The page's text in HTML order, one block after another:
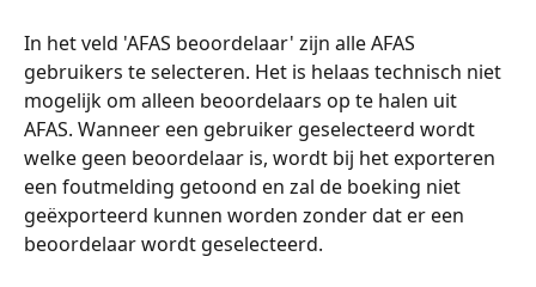
In het veld 'AFAS beoordelaar' zijn alle AFAS
gebruikers te selecteren. Het is helaas technisch niet
mogelijk om alleen beoordelaars op te halen uit
AFAS. Wanneer een gebruiker geselecteerd wordt
welke geen beoordelaar is, wordt bij het exporteren
een foutmelding getoond en zal de boeking niet
geëxporteerd kunnen worden zonder dat er een
beoordelaar wordt geselecteerd.